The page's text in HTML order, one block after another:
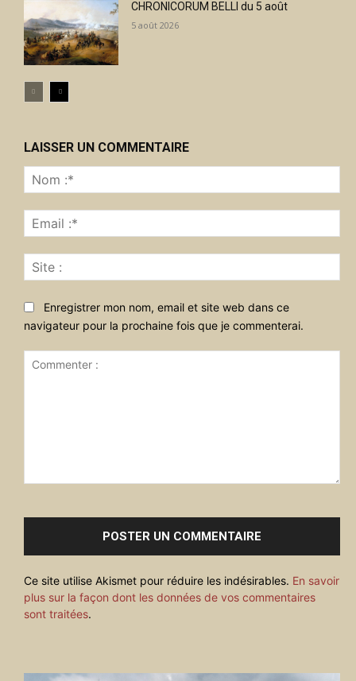
CHRONICORUM BELLI du 5 août
5 août 2026
LAISSER UN COMMENTAIRE
:*
:*
:
Enregistrer mon nom, email et site web dans ce
navigateur pour la prochaine fois que je commenterai.
Ce site utilise Akismet pour réduire les indésirables. En savoir
plus sur la façon dont les données de vos commentaires
sont traitées.